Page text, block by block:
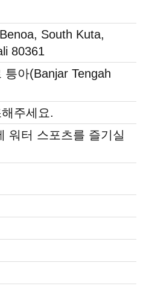
South Kuta,
80361
틍아(Banjar Tengah
주세요.
워터 스포츠를 즐기실